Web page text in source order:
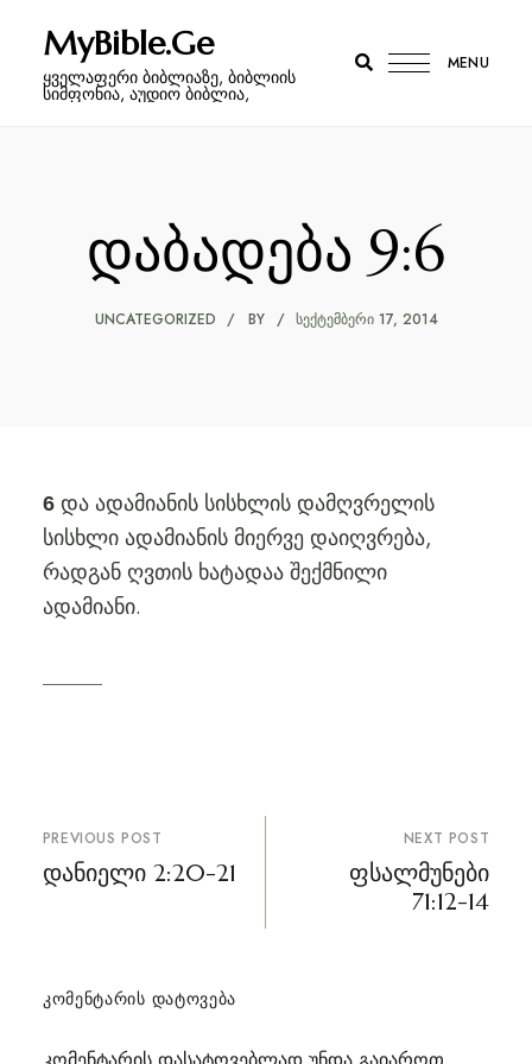
MyBible.Ge
ყველაფერი ბიბლიაზე, ბიბლიის
სიმფონია, აუდიო ბიბლია,
MENU
დაბადება 9:6
UNCATEGORIZED BY ᲡᲔᲥᲢᲔᲛᲑᲔᲠᲘ 17, 2014
6 და ადამიანის სისხლის დამღვრელის
სისხლი ადამიანის მიერვე დაიღვრება,
რადგან ღვთის ხატადაა შექმნილი
ადამიანი.
პოსტის
ნავიგაცია
PREVIOUS POST
დანიელი 2:20-21
NEXT POST
ფსალმუნები
71:12-14
ᲙᲝᲛᲔᲜᲢᲐᲠᲘᲡ ᲓᲐᲢᲝᲕᲔᲑᲐ